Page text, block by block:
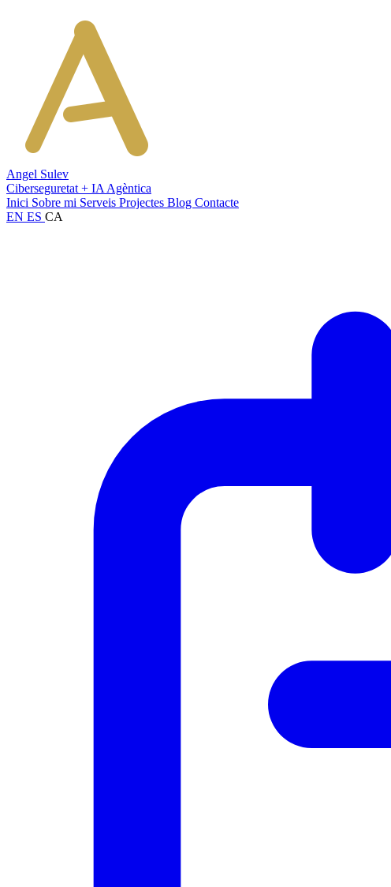
Angel Sulev
Ciberseguretat + IA Agèntica
Inici Sobre mi Serveis Projectes Blog Contacte
EN ES CA